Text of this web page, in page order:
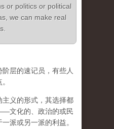
or politics or political
we can make real
层的速记员，有些人
义的形式，其选择都
文化的、政治的或民
派或另一派的利益。